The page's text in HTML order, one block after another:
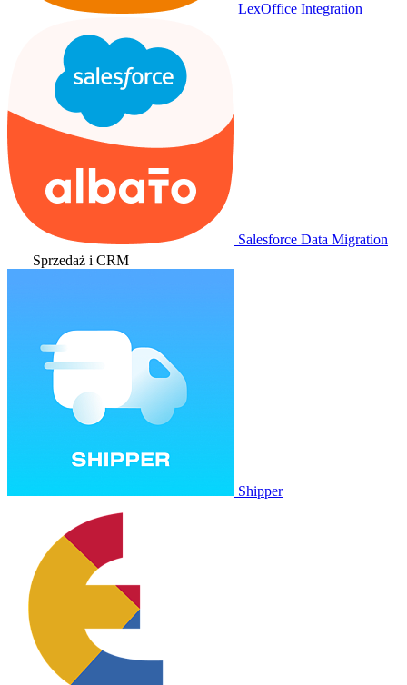
LexOffice Integration
Salesforce Data Migration
Sprzedaż i CRM
Shipper